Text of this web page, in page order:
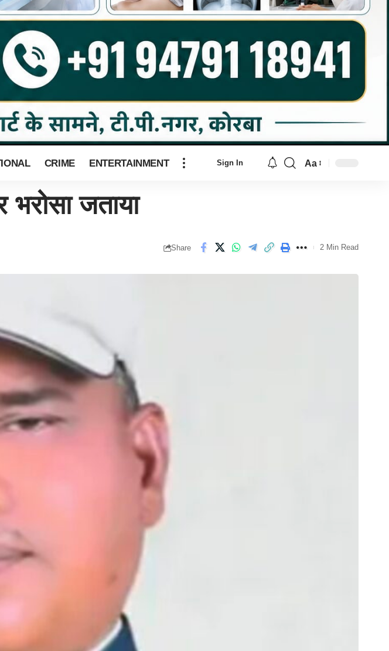
CRIME ENTERTAINMENT Sign In Aa
जताया
Share 2 Min Read